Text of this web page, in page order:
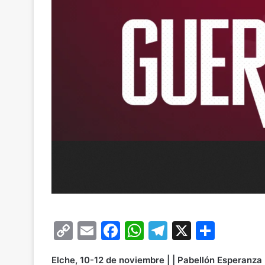
C
E
F
W T
el
X
Elche, 10-12 de noviembre | | Pabellón Esperanza